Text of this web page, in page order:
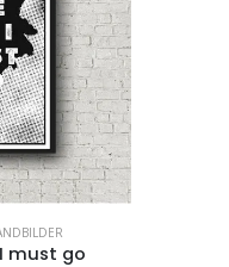
must go